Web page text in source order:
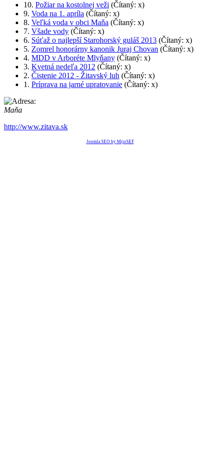
10. Požiar na kostolnej veži (Čítaný: x)
9. Voda na 1. apríla (Čítaný: x)
8. Veľká voda v obci Maňa (Čítaný: x)
7. Všade vody (Čítaný: x)
6. Súťaž o najlepší Starohorský guláš 2013 (Čítaný: x)
5. Zomrel honorárny kanonik Juraj Chovan (Čítaný: x)
4. MDD v Arboréte Mlyňany (Čítaný: x)
3. Kvetná nedeľa 2012 (Čítaný: x)
2. Čistenie 2012 - Žitavský luh (Čítaný: x)
1. Príprava na jarné upratovanie (Čítaný: x)
Maňa
http://www.zitava.sk
Joomla SEO by MijoSEF